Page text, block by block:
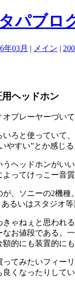
パブロ
年03月 | メイン |
ヘッドホン
プレーヤーづい
ろと使っていて
やすい”とか感じ
ヘッドホンがい
ってけっこー音
、ソニーの2機種
るいはスタジオ
ゃねぇと思われ
なお値段である
的にも装置的にも
てみたいフィー
くなったりして